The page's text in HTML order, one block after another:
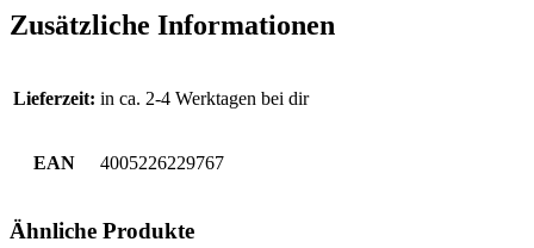
Zusätzliche Informationen
Lieferzeit: in ca. 2-4 Werktagen bei dir
EAN 4005226229767
Ähnliche Produkte